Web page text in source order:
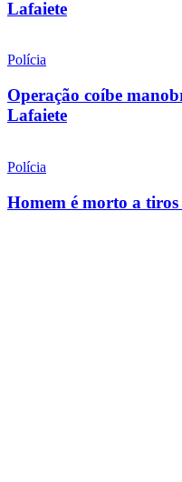
Lafaiete
Polícia
Operação coíbe
Lafaiete
Polícia
Homem é morto a